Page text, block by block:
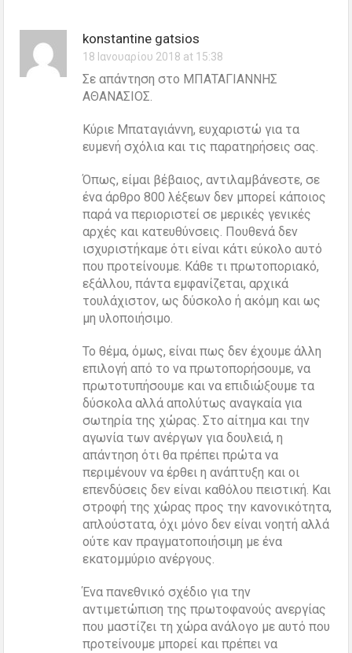
konstantine gatsios
18 Ιανουαρίου 2018 at 15:38
Σε απάντηση στο ΜΠΑΤΑΓΙΑΝΝΗΣ
ΑΘΑΝΑΣΙΟΣ.
Κύριε Μπαταγιάννη, ευχαριστώ για τα
ευμενή σχόλια και τις παρατηρήσεις σας.
Όπως, είμαι βέβαιος, αντιλαμβάνεστε, σε
ένα άρθρο 800 λέξεων δεν μπορεί κάποιος
παρά να περιοριστεί σε μερικές γενικές
αρχές και κατευθύνσεις. Πουθενά δεν
ισχυριστήκαμε ότι είναι κάτι εύκολο αυτό
που προτείνουμε. Κάθε τι πρωτοποριακό,
εξάλλου, πάντα εμφανίζεται, αρχικά
τουλάχιστον, ως δύσκολο ή ακόμη και ως
μη υλοποιήσιμο.
Το θέμα, όμως, είναι πως δεν έχουμε άλλη
επιλογή από το να πρωτοπορήσουμε, να
πρωτοτυπήσουμε και να επιδιώξουμε τα
δύσκολα αλλά απολύτως αναγκαία για
σωτηρία της χώρας. Στο αίτημα και την
αγωνία των ανέργων για δουλειά, η
απάντηση ότι θα πρέπει πρώτα να
περιμένουν να έρθει η ανάπτυξη και οι
επενδύσεις δεν είναι καθόλου πειστική. Και
στροφή της χώρας προς την κανονικότητα,
απλούστατα, όχι μόνο δεν είναι νοητή αλλά
ούτε καν πραγματοποιήσιμη με ένα
εκατομμύριο ανέργους.
Ένα πανεθνικό σχέδιο για την
αντιμετώπιση της πρωτοφανούς ανεργίας
που μαστίζει τη χώρα ανάλογο με αυτό που
προτείνουμε μπορεί και πρέπει να